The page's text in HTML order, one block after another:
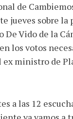
de
jueves sobre la
De Vido de la
los votos
ex ministro de
a las 12